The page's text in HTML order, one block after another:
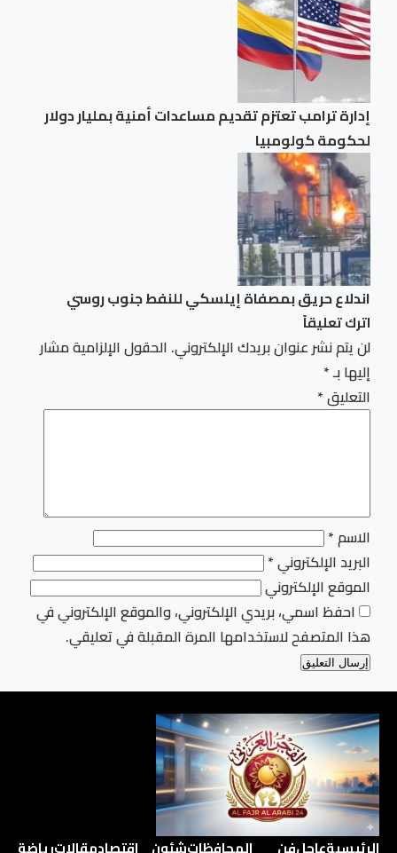
إدارة ترامب تعتزم ⁠تقديم مساعدات ​أمنية بمليار ​دولار
لحكومة كولومبيا
اندلاع حريق بمصفاة إيلسكي للنفط جنوب روسي
اترك تعليقاً
لن يتم نشر عنوان بريدك الإلكتروني. الحقول الإلزامية مشار
إليها بـ*
التعليق*
الاسم*
البريد الإلكتروني*
الموقع الإلكتروني
احفظ اسمي، بريدي الإلكتروني، والموقع الإلكتروني في
هذا المتصفح لاستخدامها المرة المقبلة في تعليقي.